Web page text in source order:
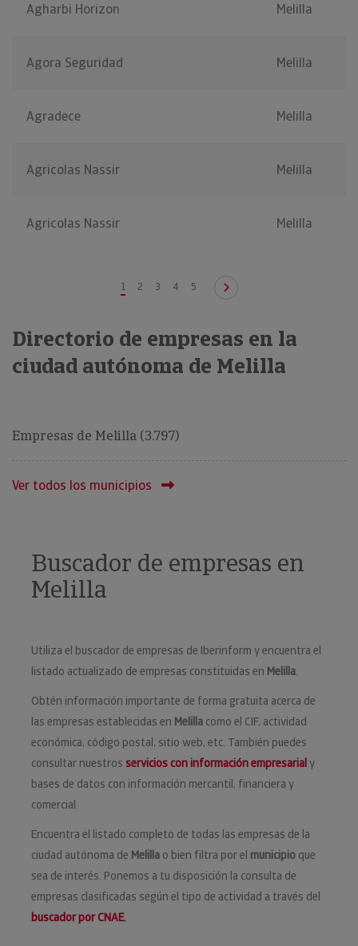
Agharbi Horizon Melilla
Agora Seguridad Melilla
Agradece Melilla
Agricolas Nassir Melilla
Agricolas Nassir Melilla
1 2 3 4 5
Directorio de empresas en la
ciudad autónoma de Melilla
Empresas de Melilla (3.797)
Ver todos los municipios
Buscador de empresas en
Melilla
Utiliza el buscador de empresas de Iberinform y encuentra el
listado actualizado de empresas constituidas en Melilla.
Obtén información importante de forma gratuita acerca de
las empresas establecidas en Melilla como el CIF, actividad
económica, código postal, sitio web, etc. También puedes
consultar nuestros servicios con información empresarialy
bases de datos con información mercantil, financiera y
comercial.
Encuentra el listado completo de todas las empresas de la
ciudad autónoma de Melilla o bien filtra por el municipio que
sea de interés. Ponemos a tu disposición la consulta de
empresas clasificadas según el tipo de actividad a través del
buscador por CNAE.